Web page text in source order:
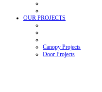
OUR PROJECTS
Canopy Projects
Door Projects